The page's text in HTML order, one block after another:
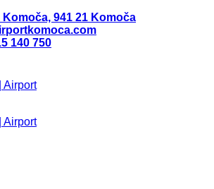
Komoča, 941 21 Komoča
140 750